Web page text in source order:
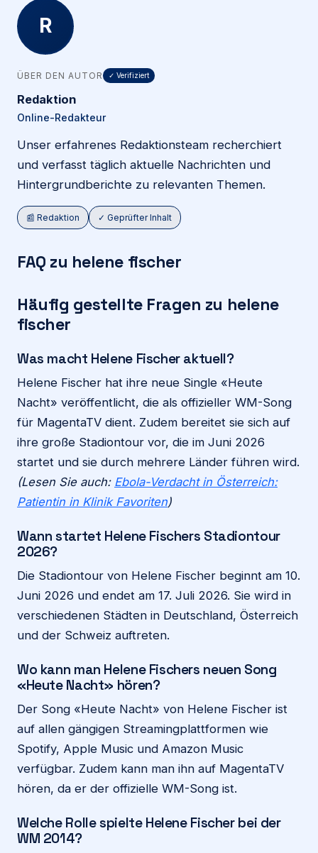
R
ÜBER DEN AUTOR ✓ Verifiziert
Redaktion
Online-Redakteur
Unser erfahrenes Redaktionsteam recherchiert
und verfasst täglich aktuelle Nachrichten und
Hintergrundberichte zu relevanten Themen.
📰 Redaktion ✓ Geprüfter Inhalt
FAQ zu helene fischer
Häufig gestellte Fragen zu helene
fischer
Was macht Helene Fischer aktuell?
Helene Fischer hat ihre neue Single «Heute
Nacht» veröffentlicht, die als offizieller WM-Song
für MagentaTV dient. Zudem bereitet sie sich auf
ihre große Stadiontour vor, die im Juni 2026
startet und sie durch mehrere Länder führen wird.
(Lesen Sie auch: Ebola-Verdacht in Österreich:
Patientin in Klinik Favoriten)
Wann startet Helene Fischers Stadiontour
2026?
Die Stadiontour von Helene Fischer beginnt am 10.
Juni 2026 und endet am 17. Juli 2026. Sie wird in
verschiedenen Städten in Deutschland, Österreich
und der Schweiz auftreten.
Wo kann man Helene Fischers neuen Song
«Heute Nacht» hören?
Der Song «Heute Nacht» von Helene Fischer ist
auf allen gängigen Streamingplattformen wie
Spotify, Apple Music und Amazon Music
verfügbar. Zudem kann man ihn auf MagentaTV
hören, da er der offizielle WM-Song ist.
Welche Rolle spielte Helene Fischer bei der
WM 2014?